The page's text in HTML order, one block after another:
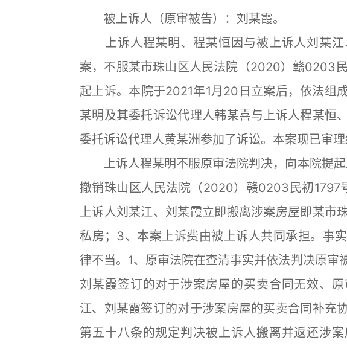
被上诉人（原审被告）：刘某霞。
上诉人程某明、程某恒因与被上诉人刘某江
案，不服某市珠山区人民法院（2020）赣0203
起上诉。本院于2021年1月20日立案后，依法组
某明及其委托诉讼代理人韩某喜与上诉人程某恒
委托诉讼代理人黄某洲参加了诉讼。本案现已审理
上诉人程某明不服原审法院判决，向本院提起
撤销珠山区人民法院（2020）赣0203民初1797
上诉人刘某江、刘某霞立即搬离涉案房屋即某市
私房；3、本案上诉费由被上诉人共同承担。事
律不当。1、原审法院在查清事实并依法判决原审
刘某霞签订的对于涉案房屋的买卖合同无效、
江、刘某霞签订的对于涉案房屋的买卖合同补充
第五十八条的规定判决被上诉人搬离并返还涉